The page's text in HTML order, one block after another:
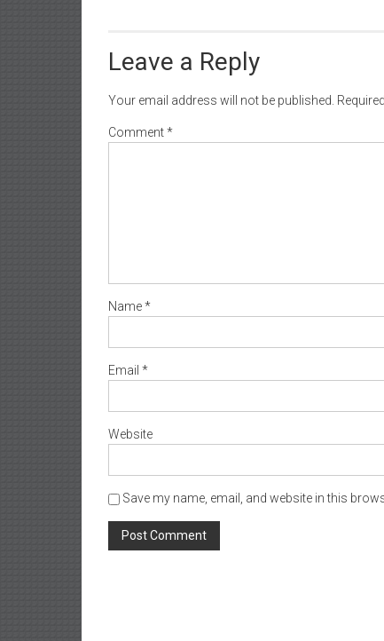
Leave a Reply
Your email address will not be published.
Comment*
Name*
Email *
Website
Save my name, email, and website in this